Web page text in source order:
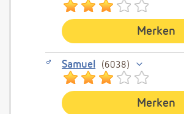
Merken
Samuel 6038
Merken